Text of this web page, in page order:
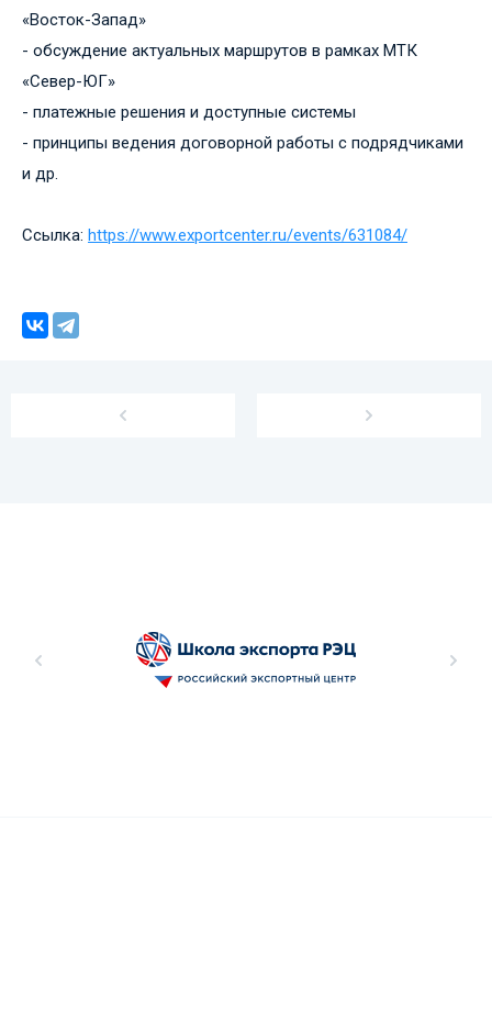
«Восток-Запад»
- обсуждение актуальных маршрутов в рамках МТК
«Север-ЮГ»
- платежные решения и доступные системы
- принципы ведения договорной работы с подрядчиками
и др.
Ссылка: https://www.exportcenter.ru/events/631084/